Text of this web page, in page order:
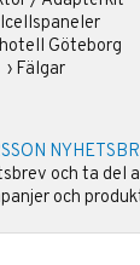
Göteborg
› Fälgar
och ta del
och